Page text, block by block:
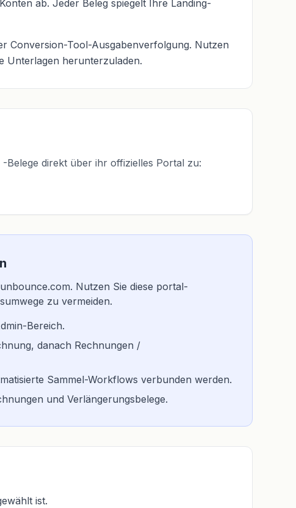
ab. Jeder Beleg spiegelt Ihre Landing-
Conversion-Tool-Ausgabenverfolgung. Nutzen
Unterlagen herunterzuladen.
direkt über ihr offizielles Portal zu:
Nutzen Sie diese portal-
zu vermeiden.
Bereich.
danach Rechnungen /
Sammel-Workflows verbunden werden.
und Verlängerungsbelege.
ist.